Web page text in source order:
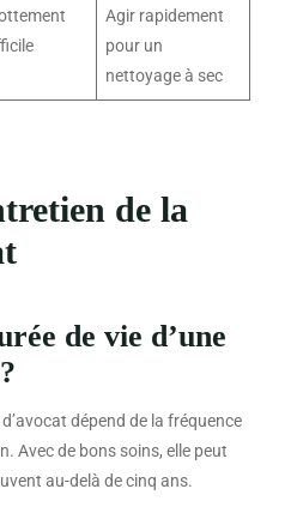
Agir rapidement
pour un
nettoyage à sec
de la
de vie d’une
dépend de la fréquence
Avec de bons soins, elle peut
au-delà de cinq ans.